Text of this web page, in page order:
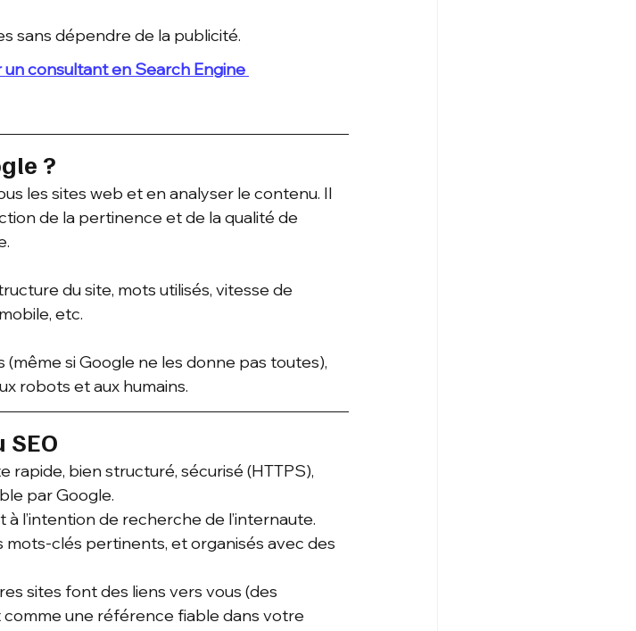
sans dépendre de la publicité.
consultant en Search Engine
?
les sites web et en analyser le contenu. Il
de la pertinence et de la qualité de
du site, mots utilisés, vitesse de
etc.
si Google ne les donne pas toutes),
robots et aux humains.
rapide, bien structuré, sécurisé (HTTPS),
par Google.
l’intention de recherche de l’internaute.
mots-clés pertinents, et organisés avec des
sites font des liens vers vous (des
comme une référence fiable dans votre